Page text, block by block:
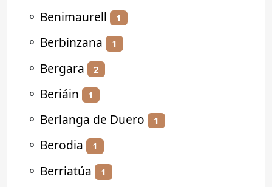
⚬ Benimaurell 1
⚬ Berbinzana 1
⚬ Bergara 2
⚬ Beriáin 1
⚬ Berlanga de Duero 1
⚬ Berodia 1
⚬ Berriatúa 1